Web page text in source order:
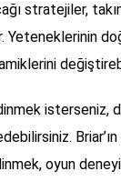
stratejiler,
Yeteneklerinin
isterseniz,
oyun